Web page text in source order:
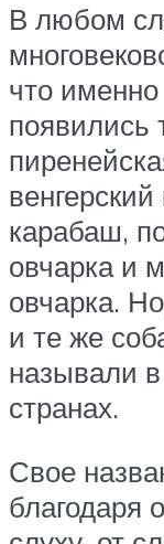
В любом
что именно
появились
карабаш,
овчарка и
овчарка.
и те же
называли
странах.
Свое
благодаря